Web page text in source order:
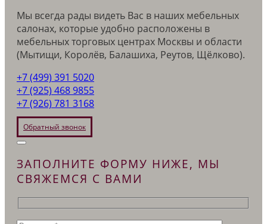
Мы всегда рады видеть Вас в наших мебельных
салонах, которые удобно расположены в
мебельных торговых центрах Москвы и области
(Мытищи, Королёв, Балашиха, Реутов, Щёлково).
+7 (499) 391 5020
+7 (925) 468 9855
+7 (926) 781 3168
Обратный звонок
ЗАПОЛНИТЕ ФОРМУ НИЖЕ, МЫ
СВЯЖЕМСЯ С ВАМИ